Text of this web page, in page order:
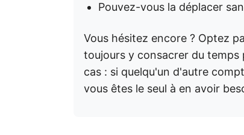
Pouvez-vous la déplacer
Vous hésitez encore ? Optez
toujours y consacrer du temps
cas : si quelqu'un d'autre
vous êtes le seul à en avoir